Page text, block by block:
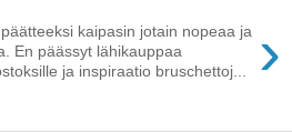
›
kaipasin jotain nopeaa ja
En päässyt lähikauppaa
ja inspiraatio bruschettoj...